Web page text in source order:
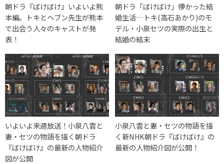
朝ドラ『ばけばけ』いよいよ熊
本編。トキとヘブン先生が熊本
で出会う人々のキャストが発
表！
朝ドラ「ばけばけ」儚かった結
婚生活…トキ(高石あかり)のモ
デル・小泉セツの実際の出生と
結婚の結末
いよいよ来週放送！小泉八雲と
妻・セツの物語を描く朝ドラ
『ばけばけ』の最新の人物紹介
図が公開
小泉八雲と妻・セツの物語を描
く新NHK朝ドラ『ばけばけ』の
最新の人物紹介図が公開！